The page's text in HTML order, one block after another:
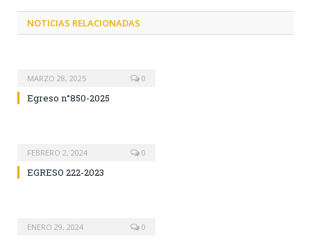
NOTICIAS RELACIONADAS
MARZO 28, 2025 0
Egreso n°850-2025
FEBRERO 2, 2024 0
EGRESO 222-2023
ENERO 29, 2024 0